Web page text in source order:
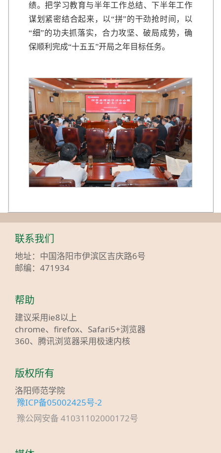
绩。把学习教育与半年工作总结、下半年工作
谋划紧密结合起来，以“拼”的干劲抢时间，以
“细”的功夫抓落实，合力攻坚、破局成势，确
保顺利完成“十五五”开局之年目标任务。
联系我们
地址：中国洛阳市伊滨区吉庆路6号
邮编：471934
帮助
建议采用ie8以上
chrome、firefox、Safari5+浏览器
360、腾讯浏览器采用极速内核
版权所有
洛阳师范学院
豫ICP备05002425号-2
豫公网安备 41031102000172号